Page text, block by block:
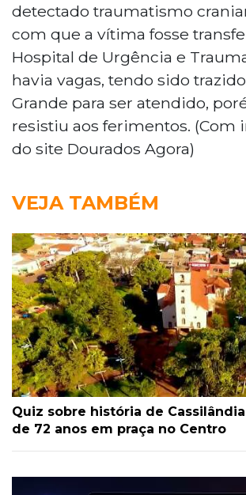
detectado traumatismo
com que a vítima fosse
Hospital de Urgência e
havia vagas, tendo sido
Grande para ser atendido,
resistiu aos ferimentos. (Com
do site Dourados Agora)
VEJA TAMBÉM
Quiz sobre história de
de 72 anos em praça no Centro